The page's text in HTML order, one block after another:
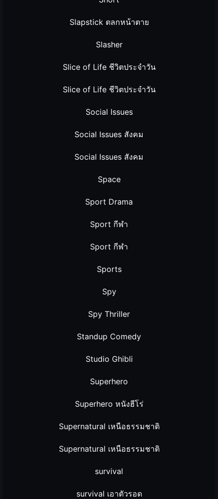
Slapstick ตลกหน้าตาย
Slasher
Slice of Life ชีวิตประจำวัน
Slice of Life ชีวิตประจำวัน
Social Issues
Social Issues สังคม
Social Issues สังคม
Space
Sport Drama
Sport กีฬา
Sport กีฬา
Sports
Spy
Spy Thriller
Standup Comedy
Studio Ghibli
Superhero
Superhero หนังฮีโร่
Supernatural เหนือธรรมชาติ
Supernatural เหนือธรรมชาติ
survival
survival เอาตัวรอด